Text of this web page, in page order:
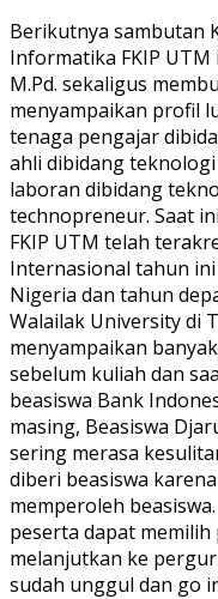
Berikutnya sambutan
Informatika FKIP UTM
M.Pd. sekaligus
menyampaikan profil
tenaga pengajar
ahli dibidang
laboran dibidang
technopreneur. Saat
FKIP UTM telah
Internasional tahun
Nigeria dan tahun
Walailak University di
menyampaikan
sebelum kuliah dan
beasiswa Bank
masing, Beasiswa
sering merasa
diberi beasiswa
memperoleh
peserta dapat
melanjutkan ke
sudah unggul dan go